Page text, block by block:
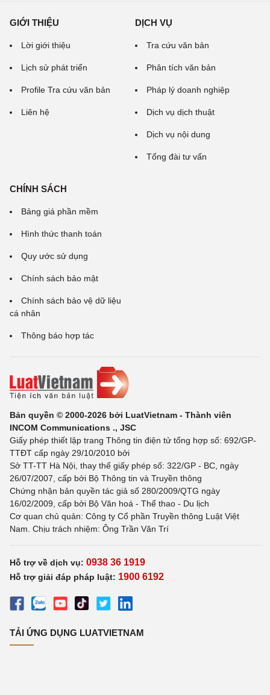
GIỚI THIỆU
Lời giới thiệu
Lịch sử phát triển
Profile Tra cứu văn bản
Liên hệ
DỊCH VỤ
Tra cứu văn bản
Phân tích văn bản
Pháp lý doanh nghiệp
Dịch vụ dịch thuật
Dịch vụ nội dung
Tổng đài tư vấn
CHÍNH SÁCH
Bảng giá phần mềm
Hình thức thanh toán
Quy ước sử dụng
Chính sách bảo mật
Chính sách bảo vệ dữ liệu
cá nhân
Thông báo hợp tác
Bản quyền © 2000-2026 bởi LuatVietnam - Thành viên
INCOM Communications ., JSC
Giấy phép thiết lập trang Thông tin điện tử tổng hợp số: 692/GP-
TTĐT cấp ngày 29/10/2010 bởi
Sở TT-TT Hà Nội, thay thế giấy phép số: 322/GP - BC, ngày
26/07/2007, cấp bởi Bộ Thông tin và Truyền thông
Chứng nhận bản quyền tác giả số 280/2009/QTG ngày
16/02/2009, cấp bởi Bộ Văn hoá - Thể thao - Du lịch
Cơ quan chủ quản: Công ty Cổ phần Truyền thông Luật Việt
Nam. Chịu trách nhiệm: Ông Trần Văn Trí
Hỗ trợ về dịch vụ: 0938 36 1919
Hỗ trợ giải đáp pháp luật: 1900 6192
TẢI ỨNG DỤNG LUATVIETNAM